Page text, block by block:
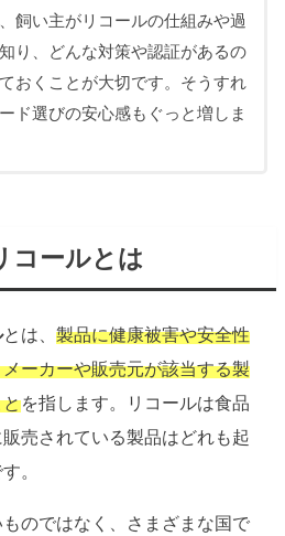
飼い主がリコールの仕組みや過
り、どんな対策や認証があるの
おくことが大切です。そうすれ
ド選びの安心感もぐっと増しま
コールとは
とは、製品に健康被害や安全性
ーカーや販売元が該当する製
とを指します。リコールは食品
売されている製品はどれも起
。
のではなく、さまざまな国で